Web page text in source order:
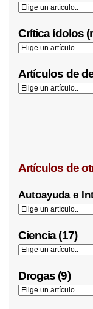
Crítica ídolos
Artículos de
Artículos de
Autoayuda e
Ciencia (17)
Drogas (9)